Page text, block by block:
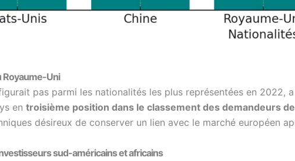
Royaume-Uni
pas parmi les nationalités les plus représentées en
en troisième position dans le classement des demandeurs
désireux de conserver un lien avec le marché européen
sud-américains et africains